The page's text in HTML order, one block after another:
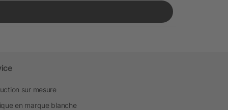
sur mesure
en marque blanche